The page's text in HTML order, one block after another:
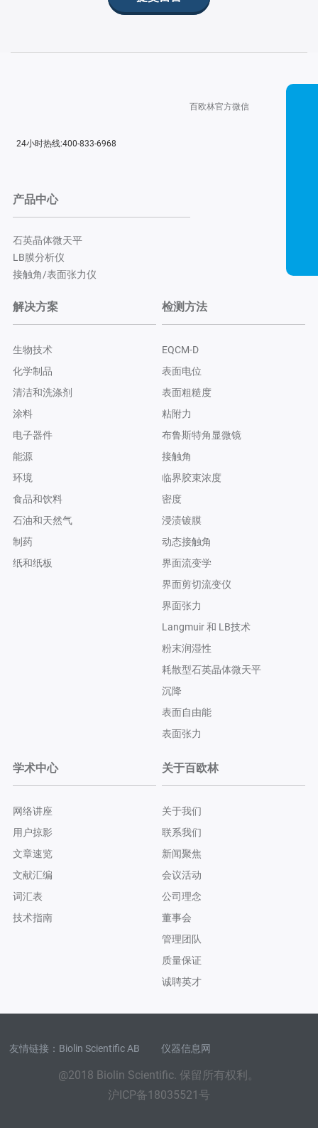
24小时热线:400-833-6968
百欧林官方微信
产品中心
石英晶体微天平
LB膜分析仪
接触角/表面张力仪
解决方案
生物技术
化学制品
清洁和洗涤剂
涂料
电子器件
能源
环境
食品和饮料
石油和天然气
制药
纸和纸板
检测方法
EQCM-D
表面电位
表面粗糙度
粘附力
布鲁斯特角显微镜
接触角
临界胶束浓度
密度
浸渍镀膜
动态接触角
界面流变学
界面剪切流变仪
界面张力
Langmuir 和 LB技术
粉末润湿性
耗散型石英晶体微天平
沉降
表面自由能
表面张力
学术中心
网络讲座
用户掠影
文章速览
文献汇编
词汇表
技术指南
关于百欧林
关于我们
联系我们
新闻聚焦
会议活动
公司理念
董事会
管理团队
质量保证
诚聘英才
友情链接： Biolin Scientific AB 仪器信息网
@2018 Biolin Scientific. 保留所有权利。
沪ICP备18035521号